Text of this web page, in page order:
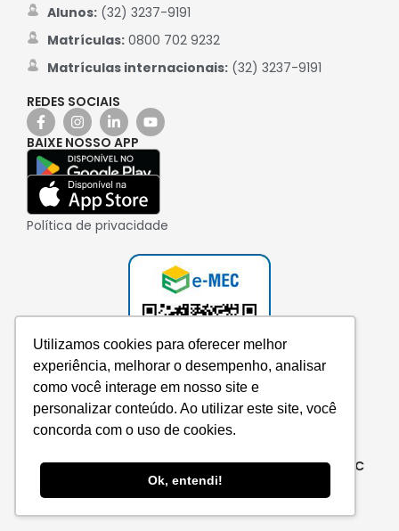
Utilizamos cookies para oferecer melhor
experiência, melhorar o desempenho, analisar
como você interage em nosso site e
personalizar conteúdo. Ao utilizar este site, você
concorda com o uso de cookies.
Ok, entendi!
Alunos:(32) 3237-9191
Matrículas:0800 702 9232
Matrículas internacionais:(32) 3237-9191
REDES SOCIAIS
BAIXE NOSSO APP
Política de privacidade
Consulte aqui o cadastro da instituição no e-MEC